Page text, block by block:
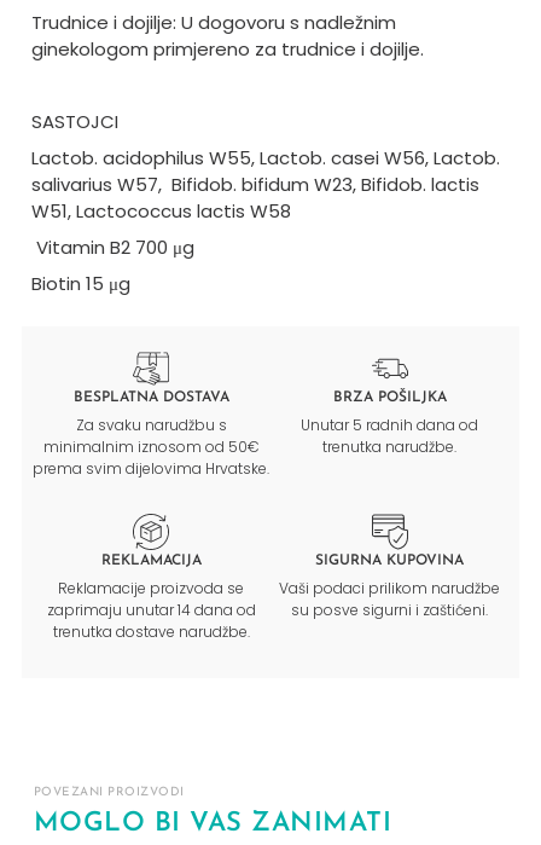
Trudnice i dojilje: U dogovoru s nadležnim
ginekologom primjereno za trudnice i dojilje.
SASTOJCI
Lactob. acidophilus W55, Lactob. casei W56, Lactob.
salivarius W57, Bifidob. bifidum W23, Bifidob. lactis
W51, Lactococcus lactis W58
Vitamin B2 700 μg
Biotin 15 μg
BESPLATNA DOSTAVA
Za svaku narudžbu s
minimalnim iznosom od 50€
prema svim dijelovima Hrvatske.
BRZA POŠILJKA
Unutar 5 radnih dana od
trenutka narudžbe.
REKLAMACIJA
Reklamacije proizvoda se
zaprimaju unutar 14 dana od
trenutka dostave narudžbe.
SIGURNA KUPOVINA
Vaši podaci prilikom narudžbe
su posve sigurni i zaštićeni.
POVEZANI PROIZVODI
MOGLO BI VAS ZANIMATI